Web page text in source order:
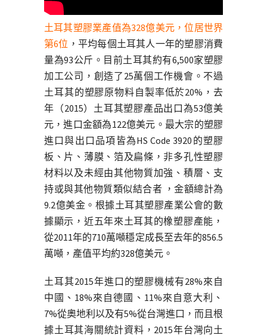
土耳其塑膠業產值為328億美元，位居世界
第6位 ，平均每個土耳其人一年的塑膠消費
量為93公斤。目前土耳其約有6,500家塑膠
加工公司，創造了25萬個工作機會。不過
土耳其的塑膠原物料自製率低於20%，去
年（2015）土耳其塑膠產品出口為53億美
元，進口金額為122億美元。最大宗的塑膠
進口與出口品項皆為HS Code 3920的塑膠
板、片、薄膜、箔及扁條，非多孔性塑膠
材料以及未經由其他物質加強、積層、支
持或與其他物質類似結合者 ，金額總計為
9.2億美金。根據土耳其塑膠產業公會的數
據顯示，近五年來土耳其的橡塑膠產能，
從2011年的710萬噸穩定成長至去年的856.5
萬噸，產值平均約328億美元。
土耳其2015年進口的塑膠機械有28%來自
中國、18%來自德國、11%來自意大利、
7%從奧地利以及有5%從台灣進口，而且根
據土耳其海關統計資料，2015年台灣向土